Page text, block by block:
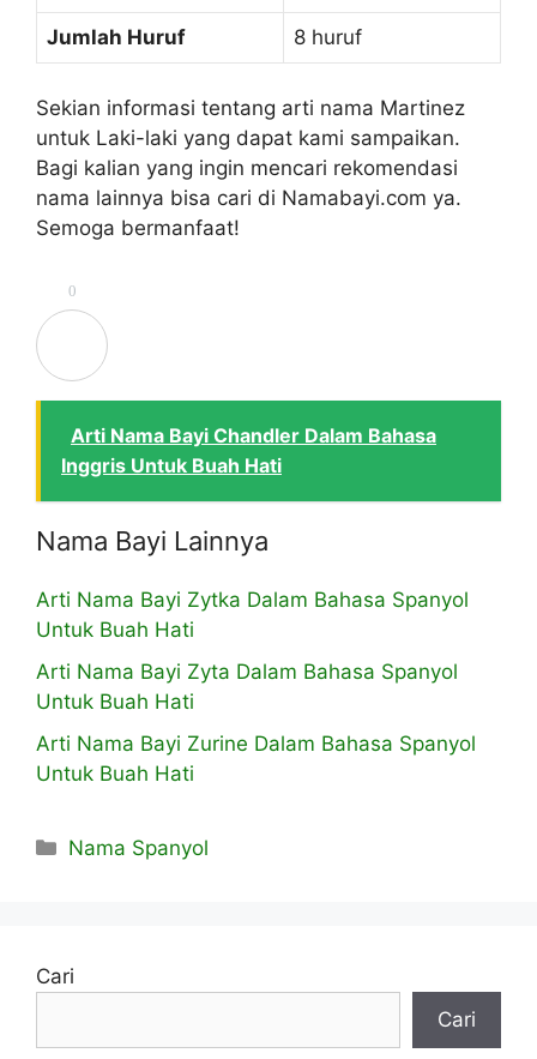
Jumlah Huruf 8 huruf
Sekian informasi tentang arti nama Martinez
untuk Laki-laki yang dapat kami sampaikan.
Bagi kalian yang ingin mencari rekomendasi
nama lainnya bisa cari di Namabayi.com ya.
Semoga bermanfaat!
0
Arti Nama Bayi Chandler Dalam Bahasa
Inggris Untuk Buah Hati
Nama Bayi Lainnya
Arti Nama Bayi Zytka Dalam Bahasa Spanyol
Untuk Buah Hati
Arti Nama Bayi Zyta Dalam Bahasa Spanyol
Untuk Buah Hati
Arti Nama Bayi Zurine Dalam Bahasa Spanyol
Untuk Buah Hati
Kategori
Nama Spanyol
Cari
Cari